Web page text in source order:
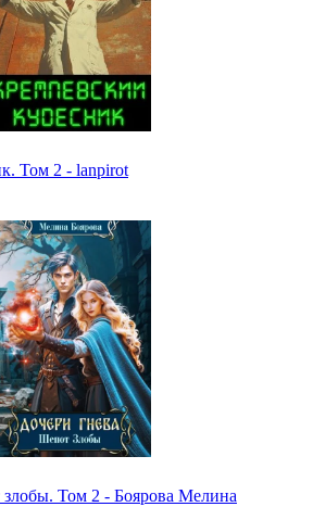
Том 2 - lanpirot
Том 2 - Боярова Мелина